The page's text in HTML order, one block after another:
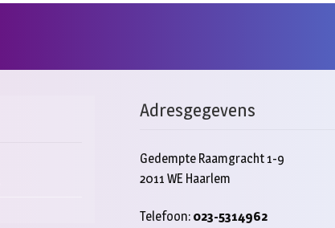
Adresgegevens
Gedempte Raamgracht 1-9
2011 WE Haarlem
Telefoon: 023-5314962